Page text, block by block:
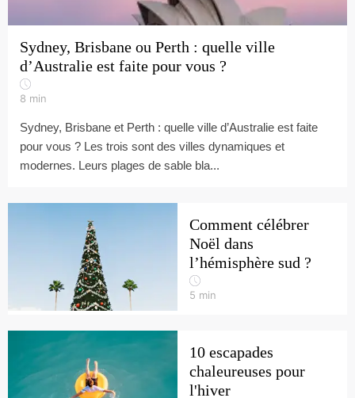
Sydney, Brisbane ou Perth : quelle ville
d’Australie est faite pour vous ?
8 min
Sydney, Brisbane et Perth : quelle ville d’Australie est faite
pour vous ? Les trois sont des villes dynamiques et
modernes. Leurs plages de sable bla...
Comment célébrer
Noël dans
l’hémisphère sud ?
5 min
10 escapades
chaleureuses pour
l'hiver